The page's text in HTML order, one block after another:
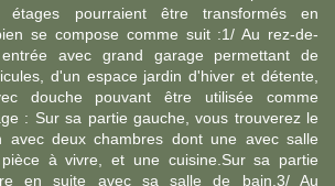
pourraient être transformés en
se compose comme suit :1/ Au rez-de-
avec grand garage permettant de
d'un espace jardin d'hiver et détente,
douche pouvant être utilisée comme
: Sur sa partie gauche, vous trouverez le
avec deux chambres dont une avec salle
à vivre, et une cuisine.Sur sa partie
en suite avec sa salle de bain.3/ Au